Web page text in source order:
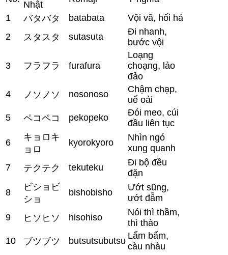
Nhật
1
バタバタ batabata
Vội vã, hối hả
2
スタスタ sutasuta
Đi nhanh,
bước vội
3 フラフラ furafura
Loạng
choạng, lảo
đảo
4
ノソノソ nosonoso
Chậm chạp,
uể oải
5
ペコペコ pekopeko
Đói meo, cúi
đầu liên tục
6
キョロキ
ョロ
kyorokyoro
Nhìn ngó
xung quanh
7
テクテク tekuteku
Đi bộ đều
đặn
8
ビショビ
ショ
bishobisho
Ướt sũng,
ướt đẫm
9
ヒソヒソ hisohiso
Nói thì thầm,
thì thào
10
ブツブツ butsutsubutsu Lẩm bẩm,
càu nhàu